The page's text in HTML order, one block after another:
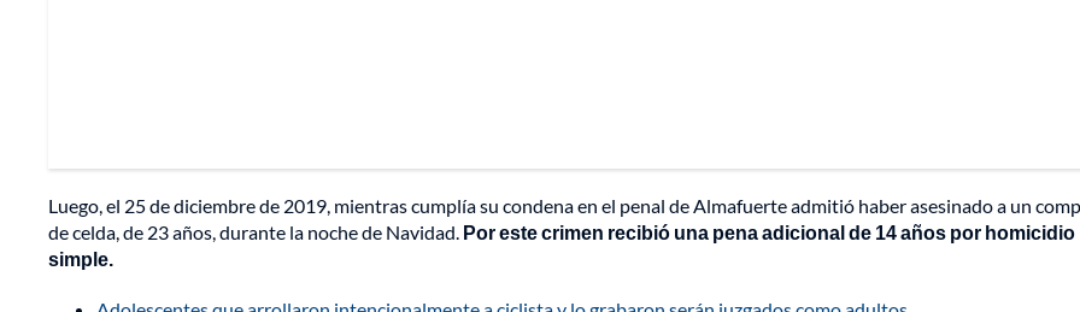
Luego, el 25 de diciembre de 2019, mientras cumplía su condena en el penal de Almafuerte admitió haber asesinado a un
de celda, de 23 años, durante la noche de Navidad. Por este crimen recibió una pena adicional de 14 años por homicidio
simple.